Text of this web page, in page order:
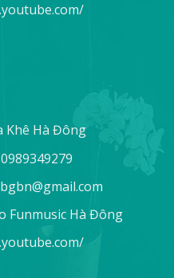
Khê Hà Đông
0989349279
Funmusic Hà Đông